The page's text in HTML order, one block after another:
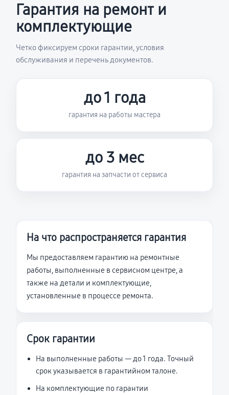
Гарантия на ремонт и
комплектующие
Четко фиксируем сроки гарантии, условия
обслуживания и перечень документов.
до 1 года
гарантия на работы мастера
до 3 мес
гарантия на запчасти от сервиса
На что распространяется гарантия
Мы предоставляем гарантию на ремонтные
работы, выполненные в сервисном центре, а
также на детали и комплектующие,
установленные в процессе ремонта.
Срок гарантии
На выполненные работы — до 1 года. Точный
срок указывается в гарантийном талоне.
На комплектующие по гарантии